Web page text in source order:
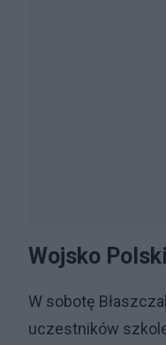
Wojsko
W sobotę
uczestników